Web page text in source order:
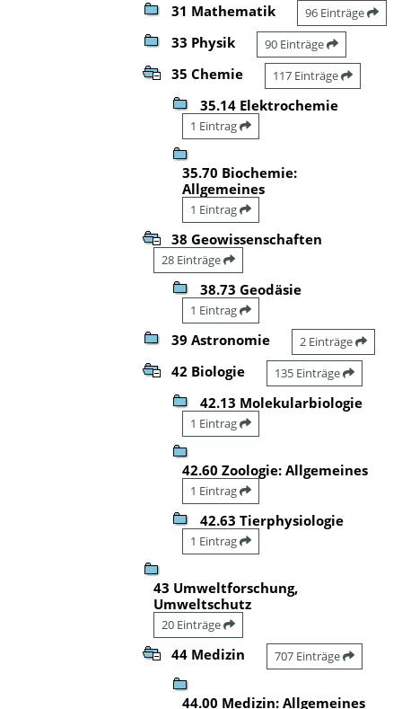
31 Mathematik 96 Einträge
33 Physik 90 Einträge
35 Chemie 117 Einträge
35.14 Elektrochemie
1 Eintrag
35.70 Biochemie:
Allgemeines
1 Eintrag
38 Geowissenschaften
28 Einträge
38.73 Geodäsie
1 Eintrag
39 Astronomie 2 Einträge
42 Biologie 135 Einträge
42.13 Molekularbiologie
1 Eintrag
42.60 Zoologie: Allgemeines
1 Eintrag
42.63 Tierphysiologie
1 Eintrag
43 Umweltforschung,
Umweltschutz
20 Einträge
44 Medizin 707 Einträge
44.00 Medizin: Allgemeines